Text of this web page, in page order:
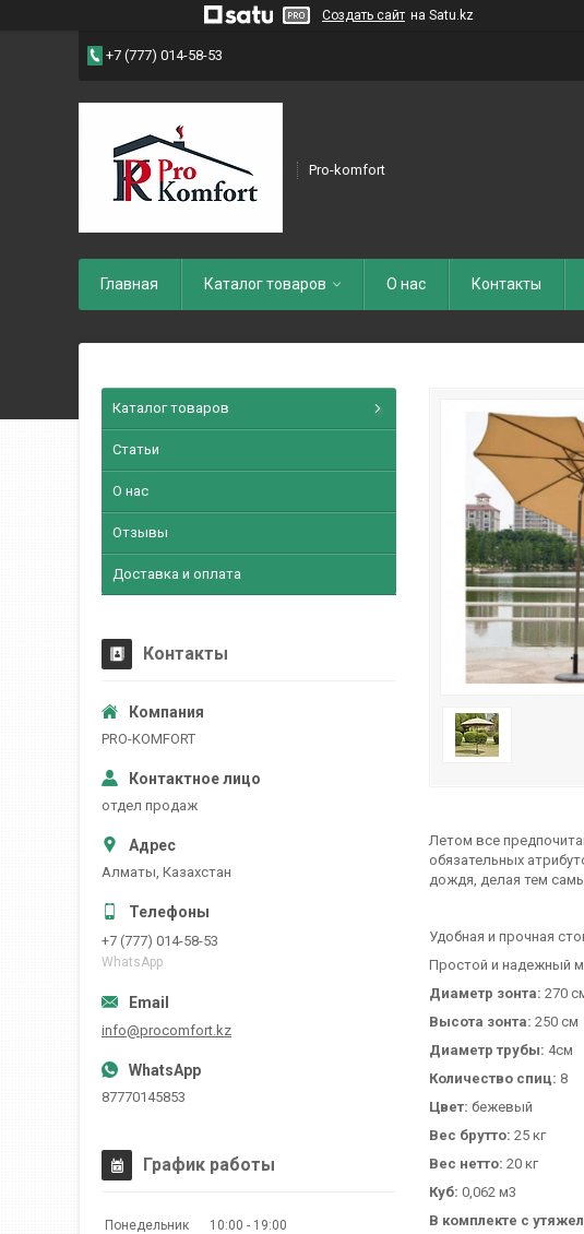
Создать сайт на Satu.kz
+7 (777) 014-58-53
Pro-komfort
Главная Каталог товаров О нас Контакты
Летом все
обязательных
дождя, делая тем
Удобная и прочная
Простой и надежный
Диаметр зонта: 270
Высота зонта: 250 см
Диаметр трубы: 4см
Количество спиц: 8
Цвет: бежевый
Вес брутто: 25 кг
Вес нетто: 20 кг
Куб: 0,062 м3
В комплекте с
Каталог товаров
Статьи
О нас
Отзывы
Доставка и оплата
Контакты
PRO-KOMFORT
отдел продаж
Алматы, Казахстан
+7 (777) 014-58-53
WhatsApp
info@procomfort.kz
87770145853
График работы
Понедельник 10:00
19:00